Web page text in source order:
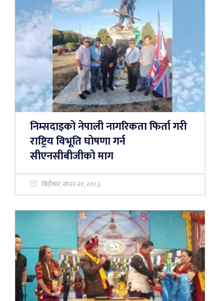
निम्सदाइको नेपाली नागरिकता फिर्ता गरी
राष्ट्रिय विभूति घोषणा गर्न
सीएनसीबीजीको माग
बिहीबार, साउन २१, २०८३